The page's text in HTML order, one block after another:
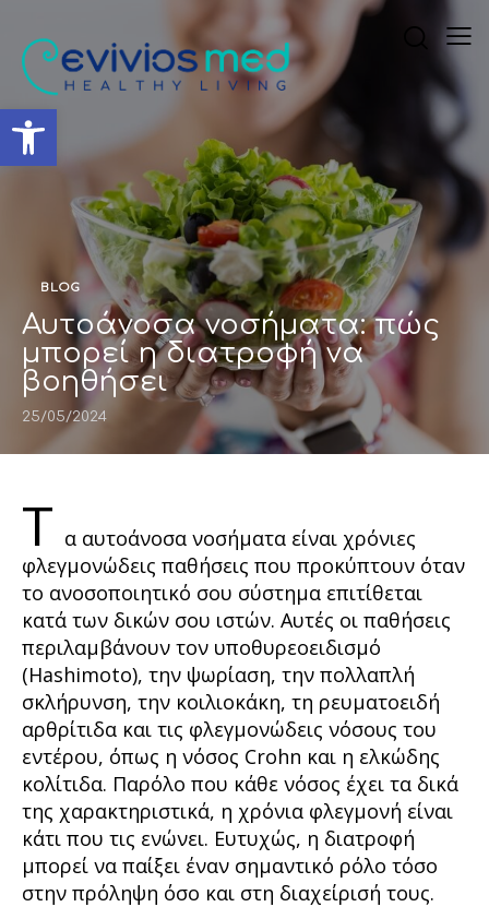
Ανοίξτε τη γραμμή
BLOG
Αυτοάνοσα νοσήματα: πώς
μπορεί η διατροφή να
βοηθήσει
25/05/2024
Τ α αυτοάνοσα νοσήματα είναι χρόνιες
φλεγμονώδεις παθήσεις που προκύπτουν όταν
το ανοσοποιητικό σου σύστημα επιτίθεται
κατά των δικών σου ιστών. Αυτές οι παθήσεις
περιλαμβάνουν τον υποθυρεοειδισμό
(Hashimoto), την ψωρίαση, την πολλαπλή
σκλήρυνση, την κοιλιοκάκη, τη ρευματοειδή
αρθρίτιδα και τις φλεγμονώδεις νόσους του
εντέρου, όπως η νόσος Crohn και η ελκώδης
κολίτιδα. Παρόλο που κάθε νόσος έχει τα δικά
της χαρακτηριστικά, η χρόνια φλεγμονή είναι
κάτι που τις ενώνει. Ευτυχώς, η διατροφή
μπορεί να παίξει έναν σημαντικό ρόλο τόσο
στην πρόληψη όσο και στη διαχείρισή τους.